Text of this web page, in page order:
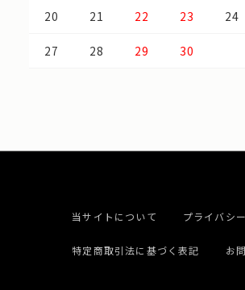
20 21 22 23 24
27 28 29 30
当サイトについて プライバシ
特定商取引法に基づく表記 お